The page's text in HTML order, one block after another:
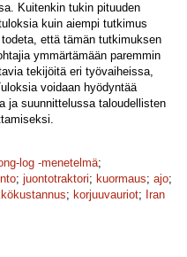
Kuitenkin tukin pituuden
kuin aiempi tutkimus
että tämän tutkimuksen
ymmärtämään paremmin
tekijöitä eri työvaiheissa,
voidaan hyödyntää
ja suunnittelussa taloudellisten
log -menetelmä;
; juontotraktori; kuormaus; ajo;
; korjuuvauriot; Iran